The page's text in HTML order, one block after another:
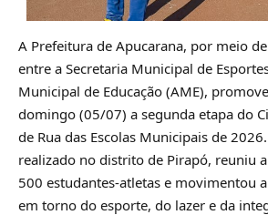
A Prefeitura de Apucarana, por meio
entre a Secretaria Municipal de
Municipal de Educação (AME),
domingo (05/07) a segunda etapa do
de Rua das Escolas Municipais de
realizado no distrito de Pirapó, reuniu
500 estudantes-atletas e movimentou
em torno do esporte, do lazer e da